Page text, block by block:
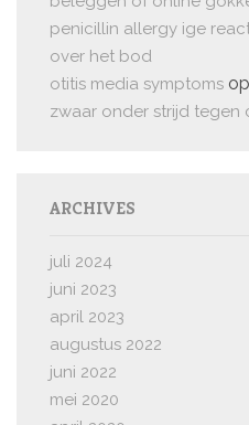
penicillin allergy ige
over het bod
otitis media symptoms op
zwaar onder strijd tegen
ARCHIVES
juli 2024
juni 2023
april 2023
augustus 2022
juni 2022
mei 2020